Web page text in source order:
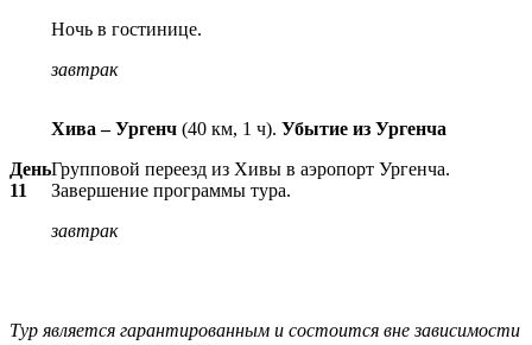
Ночь в гостинице.
завтрак
День
11
Хива – Ургенч (40 км, 1 ч). Убытие из Ургенча
Групповой переезд из Хивы в аэропорт Ургенча.
Завершение программы тура.
завтрак
Тур является гарантированным и состоится вне зависимости